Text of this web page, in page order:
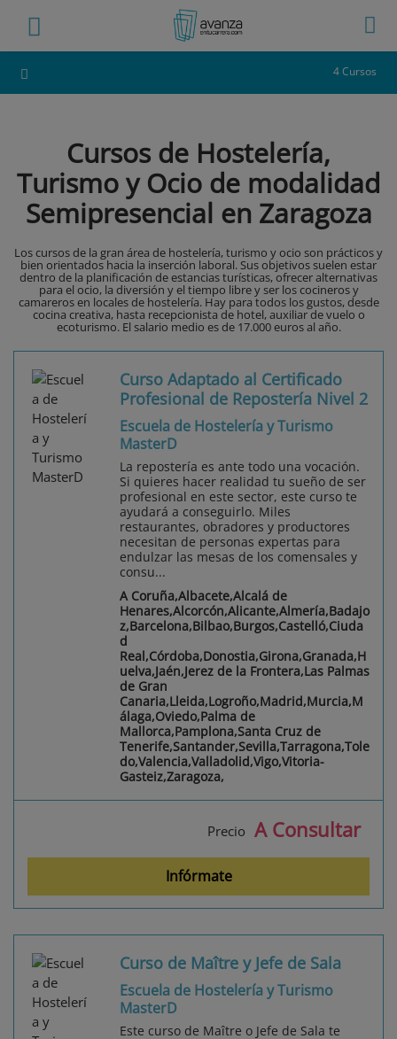
4 Cursos
Cursos de Hostelería,
Turismo y Ocio de modalidad
Semipresencial en Zaragoza
Los cursos de la gran área de hostelería, turismo y ocio son prácticos y
bien orientados hacia la inserción laboral. Sus objetivos suelen estar
dentro de la planificación de estancias turísticas, ofrecer alternativas
para el ocio, la diversión y el tiempo libre y ser los cocineros y
camareros en locales de hostelería. Hay para todos los gustos, desde
cocina creativa, hasta recepcionista de hotel, auxiliar de vuelo o
ecoturismo. El salario medio es de 17.000 euros al año.
Curso Adaptado al Certificado
Profesional de Repostería Nivel 2
Escuela de Hostelería y Turismo
MasterD
La repostería es ante todo una vocación.
Si quieres hacer realidad tu sueño de ser
profesional en este sector, este curso te
ayudará a conseguirlo. Miles
restaurantes, obradores y productores
necesitan de personas expertas para
endulzar las mesas de los comensales y
consu...
A Coruña,Albacete,Alcalá de
Henares,Alcorcón,Alicante,Almería,Badajo
z,Barcelona,Bilbao,Burgos,Castelló,Ciuda
d
Real,Córdoba,Donostia,Girona,Granada,H
uelva,Jaén,Jerez de la Frontera,Las Palmas
de Gran
Canaria,Lleida,Logroño,Madrid,Murcia,M
álaga,Oviedo,Palma de
Mallorca,Pamplona,Santa Cruz de
Tenerife,Santander,Sevilla,Tarragona,Tole
do,Valencia,Valladolid,Vigo,Vitoria-
Gasteiz,Zaragoza,
Precio A Consultar
Infórmate
Curso de Maître y Jefe de Sala
Escuela de Hostelería y Turismo
MasterD
Este curso de Maître o Jefe de Sala te